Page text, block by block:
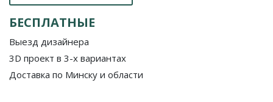
БЕСПЛАТНЫЕ
Выезд дизайнера
3D проект в 3-х вариантах
Доставка по Минску и области